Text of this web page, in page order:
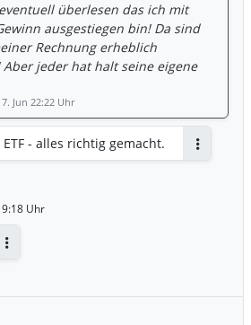
überlesen das ich mit
ausgestiegen bin! Da sind
Rechnung erheblich
Aber jeder hat halt seine eigene
7. Jun 22:22 Uhr
- alles richtig gemacht.
Uhr